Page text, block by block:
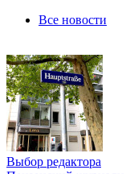
Все новости
Выбор редактора